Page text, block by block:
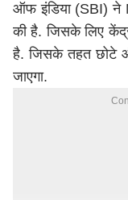
ऑफ इंडिया (SBI) ने
की है. जिसके लिए
है. जिसके तहत छोटे
जाएगा.